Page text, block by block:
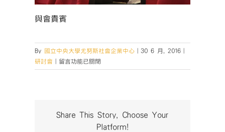
與會貴賓
By 國立中央大學尤努斯社會企業中心 30 6 月, 2016
研討會
在
〈20160606-
獎-
留言功能已關閉
Share This Story, Choose Your
Platform!